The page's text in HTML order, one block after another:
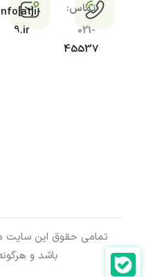
تماس:
021-
45537
9.ir
تمامی حقوق این سایت
باشد و